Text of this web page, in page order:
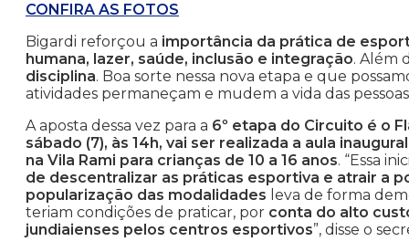
CONFIRA AS FOTOS
Bigardi reforçou a importância da prática de
humana, lazer, saúde, inclusão e integração. Além
disciplina. Boa sorte nessa nova etapa e que
atividades permaneçam e mudem a vida das
A aposta dessa vez para a 6º etapa do Circuito é o
sábado (7), às 14h, vai ser realizada a aula
na Vila Rami para crianças de 10 a 16 anos. “Essa
de descentralizar as práticas esportiva e atrair a
popularização das modalidades leva de forma
teriam condições de praticar, por conta do alto
jundiaienses pelos centros esportivos”, disse o